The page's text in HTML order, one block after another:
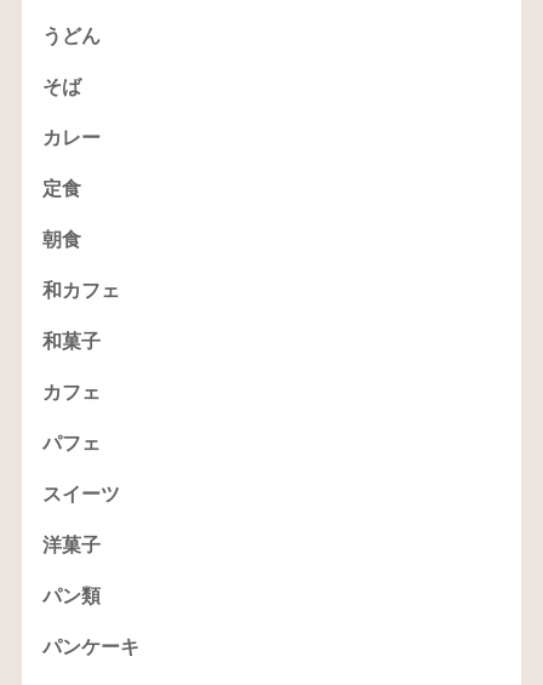
うどん
そば
カレー
定食
朝食
和カフェ
和菓子
カフェ
パフェ
スイーツ
洋菓子
パン類
パンケーキ